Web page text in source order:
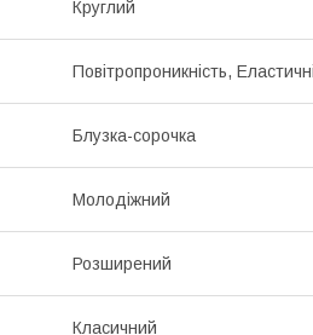
Круглий
Повітропроникність,
Блузка-сорочка
Молодіжний
Розширений
Класичний